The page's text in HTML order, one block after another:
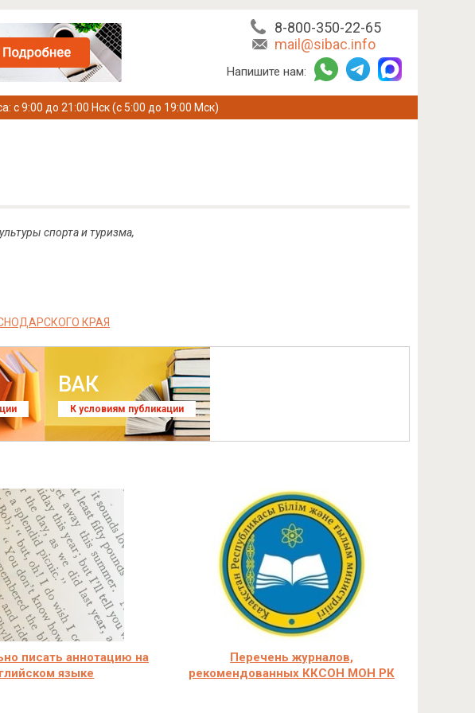
8-800-350-22-65
mail@sibac.info
Напишите нам:
с 9:00 до 21:00 Нск (с 5:00 до 19:00 Мск)
спорта и туризма,
КРАЯ
ВАК
К условиям публикации
писать аннотацию на
языке
Перечень журналов,
рекомендованных ККСОН МОН РК